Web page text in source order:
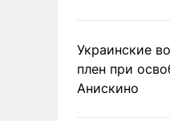
Украинские
плен при
Анискино